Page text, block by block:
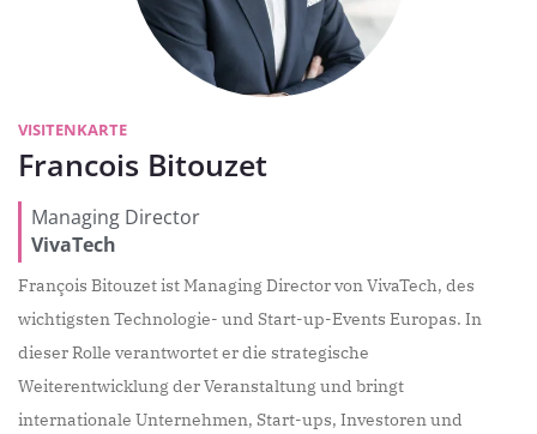
VISITENKARTE
Francois Bitouzet
Managing Director
VivaTech
François Bitouzet ist Managing Director von VivaTech, des
wichtigsten Technologie- und Start-up-Events Europas. In
dieser Rolle verantwortet er die strategische
Weiterentwicklung der Veranstaltung und bringt
internationale Unternehmen, Start-ups, Investoren und